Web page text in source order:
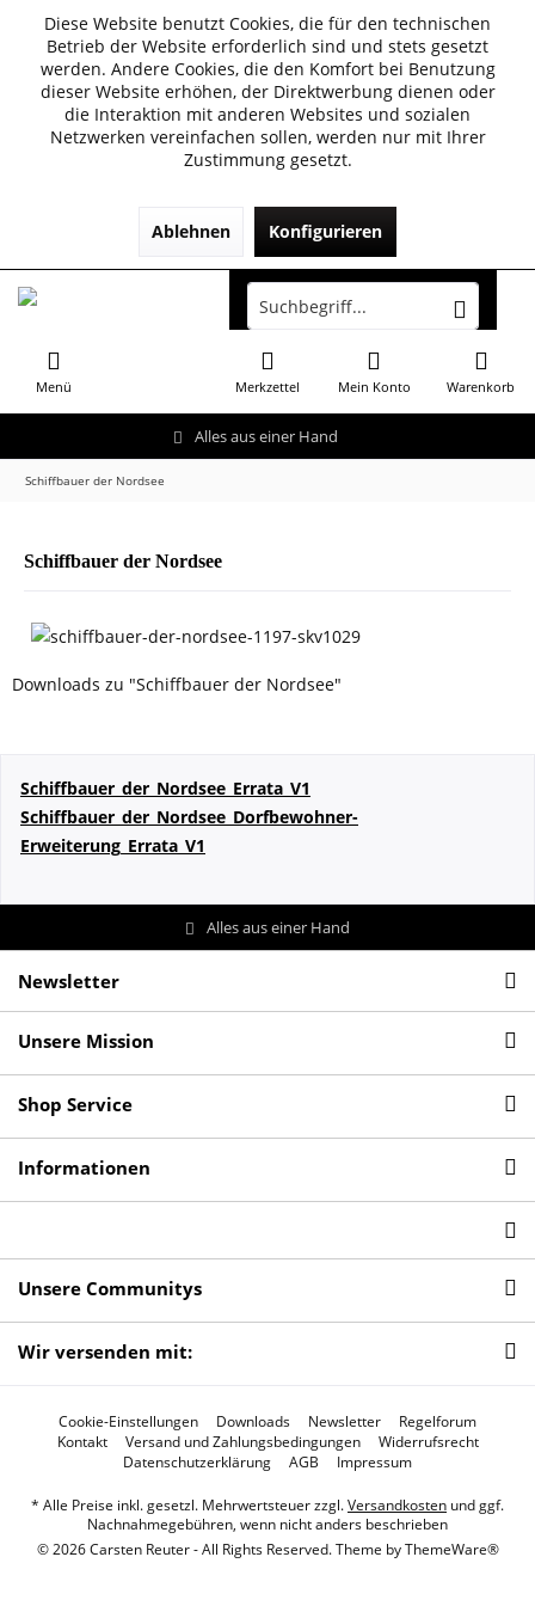
Diese Website benutzt Cookies, die für den technischen
Betrieb der Website erforderlich sind und stets gesetzt
werden. Andere Cookies, die den Komfort bei Benutzung
dieser Website erhöhen, der Direktwerbung dienen oder
die Interaktion mit anderen Websites und sozialen
Netzwerken vereinfachen sollen, werden nur mit Ihrer
Zustimmung gesetzt.
Ablehnen Konfigurieren
Alles aus einer Hand
Menü Warenkorb
Merkzettel Mein Konto
Schiffbauer der Nordsee
Schiffbauer der Nordsee
Downloads zu "Schiffbauer der Nordsee"
Schiffbauer_der_Nordsee_Errata_V1
Schiffbauer_der_Nordsee_Dorfbewohner-
Erweiterung_Errata_V1
Alles aus einer Hand
Newsletter
Unsere Mission
Shop Service
Informationen
Unsere Communitys
Wir versenden mit:
Cookie-Einstellungen Downloads Newsletter
Regelforum
Kontakt
Versand und Zahlungsbedingungen
Widerrufsrecht
Datenschutzerklärung
AGB Impressum
* Alle Preise inkl. gesetzl. Mehrwertsteuer zzgl.Versandkosten und ggf.
Nachnahmegebühren, wenn nicht anders beschrieben
© 2026 Carsten Reuter - All Rights Reserved. Theme byThemeWare®